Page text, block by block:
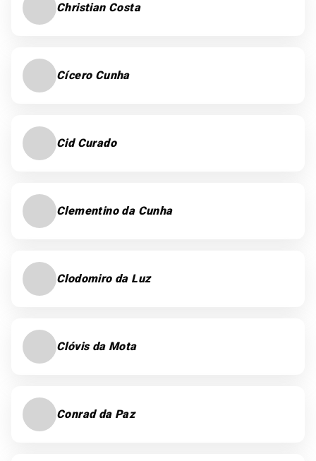
Christian Costa
Cícero Cunha
Cid Curado
Clementino da Cunha
Clodomiro da Luz
Clóvis da Mota
Conrad da Paz